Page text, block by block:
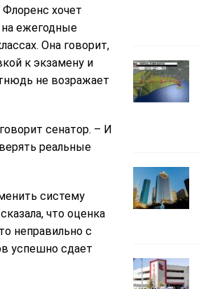
Флоренс хочет
на ежегодные
Она говорит,
к экзамену и
не возражает
сенатор. – И
реальные
систему
что оценка
неправильно с
успешно сдает